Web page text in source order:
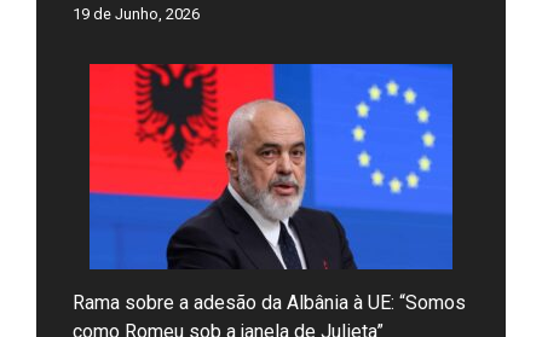
19 de Junho, 2026
Rama sobre a adesão da Albânia à UE: “Somos
como Romeu sob a janela de Julieta”